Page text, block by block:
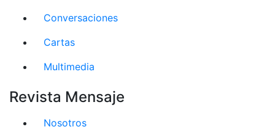
Conversaciones
Cartas
Multimedia
Revista Mensaje
Nosotros